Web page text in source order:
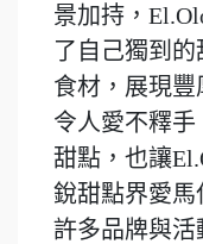
景加持，
了自己獨到
食材，展現
令人愛不釋
甜點，也讓
銳甜點界愛馬
許多品牌與活